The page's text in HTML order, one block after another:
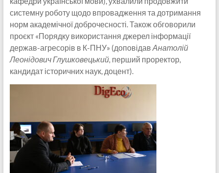
системну роботу щодо впровадження та дотримання
норм академічної доброчесності. Також обговорили
проєкт «Порядку використання джерел інформації
держав-агресорів в К-ПНУ» (доповідав Анатолій
Леонідович Глушковецький, перший проректор,
кандидат історичних наук, доцент).